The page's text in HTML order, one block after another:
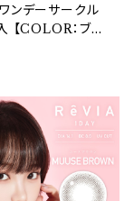
ンデーサークル
【COLOR：ブラ
ReVIA 1day
KIM CHAEW